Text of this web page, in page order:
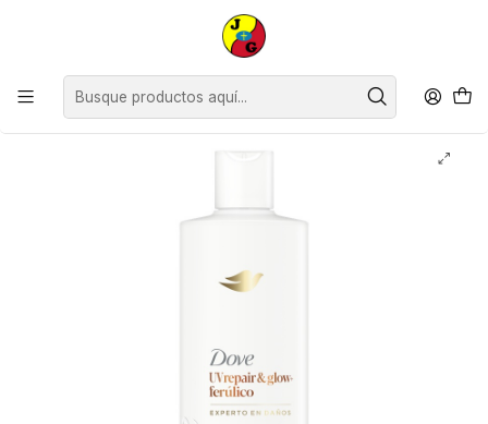
Disponible sólo Retiro en Tienda Osorno.
Perfumería
Shampoo Dove UV Repair ( 2 x 370 ML )